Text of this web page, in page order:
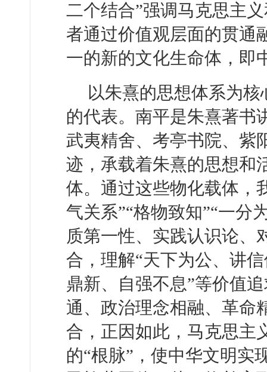
二个结合”强调马克思主
者通过价值观层面的贯通
一的新的文化生命体，即
以朱熹的思想体系为
的代表。南平是朱熹著书
武夷精舍、考亭书院、紫
迹，承载着朱熹的思想和
体。通过这些物化载体，
气关系”“格物致知”“一分
质第一性、实践认识论、
合，理解“天下为公、讲
鼎新、自强不息”等价值
通、政治理念相融、革命
合，正因如此，马克思主
的“根脉”，使中华文明实